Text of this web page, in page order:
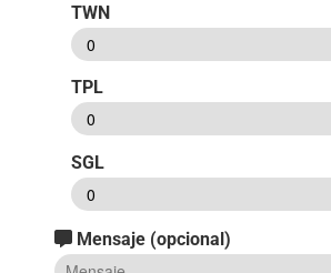
TWN
TPL
SGL
Mensaje (opcional)